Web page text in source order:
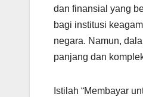
dan finansial yang
bagi institusi
negara. Namun,
panjang dan
Istilah “Membayar